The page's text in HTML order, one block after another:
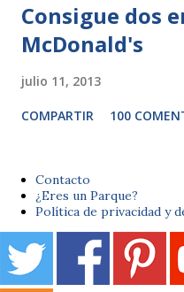
Consigue dos
McDonald's
julio 11, 2013
COMPARTIR 100
Contacto
¿Eres un Parque?
Política de privacidad y